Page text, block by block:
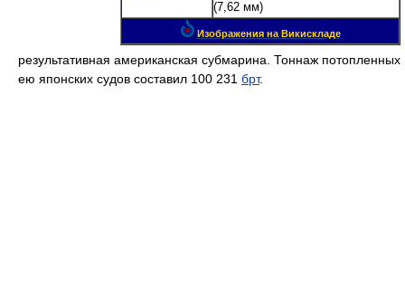
(7,62 мм)
Изображения на Викискладе
результативная американская субмарина. Тоннаж потопленных
ею японских судов составил 100 231 брт.